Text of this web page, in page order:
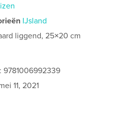
IJsland
liggend, 25×20 cm
9781006992339
11, 2021